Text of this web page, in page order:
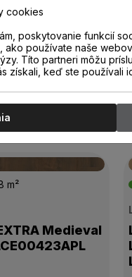
Atlantic 8
Montanara
s DPH
m²
Medieval
cookies
poskytovanie funkcií
používate naše
Títo partneri môžu
získali, keď ste používali